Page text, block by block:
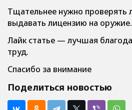
Тщательнее нужно
выдавать лицензию на оружие.
Лайк статье — лучшая
труд.
Спасибо за внимание
Поделиться новостью